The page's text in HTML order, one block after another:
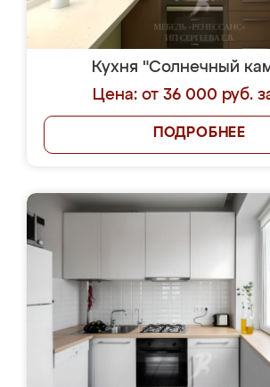
Кухня "Солнечный
Цена: от 36 000 руб.
ПОДРОБНЕЕ